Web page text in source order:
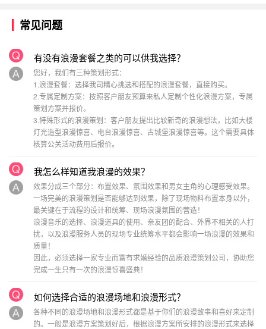
常见问题
有没有浪漫套餐之类的可以供我选择？
您好，我们有三种策划形式：
1.浪漫套餐：选择我司精心挑选和搭配的浪漫套餐，直接购买。
2.专属定制方案：按照客户朋友预算来私人定制个性化浪漫方案，专属
策划方案并报价。
3.特殊形式的浪漫策划：客户朋友提出比较新奇的浪漫想法，比如大楼
灯光造型浪漫惊喜、电台浪漫惊喜、古城堡浪漫惊喜等。这个需要具体
核算公关活动费用后报价。
我怎么样知道我浪漫的效果？
效果分成三个部分：布置效果、氛围效果和男女主角的心理感受效果。
一场完美的浪漫策划是否能够达到效果，除了现场物料布置本身以外，
最关键在于流程的设计和统筹、现场浪漫氛围的营造！
浪漫音乐的选择、浪漫道具的使用、亲友团的配合、外界不相关的人打
扰，以及浪漫服务人员的现场专业统筹水平都会影响一场浪漫的效果和
质量！
因此，必须选择一家专业而富有求婚经验的品质浪漫策划公司，协助您
完成一生只有一次的浪漫惊喜盛典！
如何选择合适的浪漫场地和浪漫形式？
各种不同的浪漫场地和浪漫形式都是基于你们的浪漫故事和喜好来定制
的。一般是浪漫方案策划好后，根据浪漫方案所安排的浪漫形式来选择